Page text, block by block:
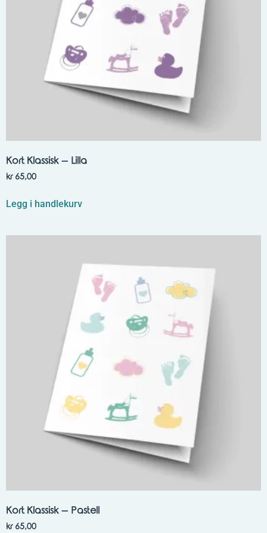
Kort Klassisk – Lilla
kr65,00
Legg i handlekurv
Kort Klassisk – Pastell
kr65,00